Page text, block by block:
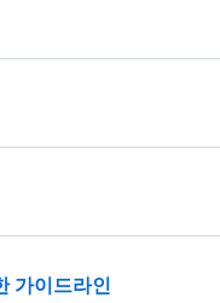
가이드라인